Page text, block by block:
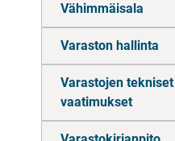
Vähimmäisala
Varaston hallinta
Varastojen tekniset
vaatimukset